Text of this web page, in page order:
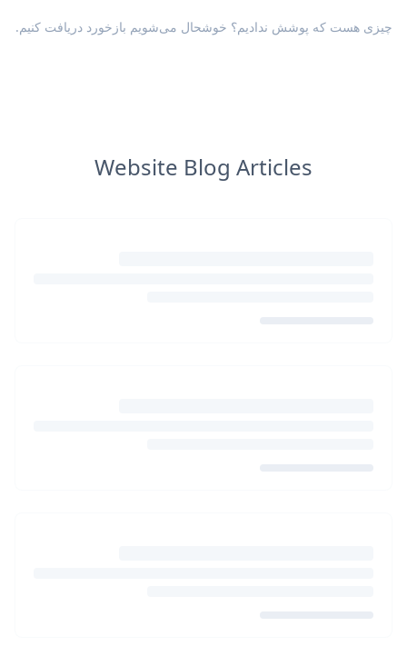
چیزی هست که پوشش ندادیم؟ خوشحال می‌شویم بازخورد دریافت کنیم.
Website Blog Articles